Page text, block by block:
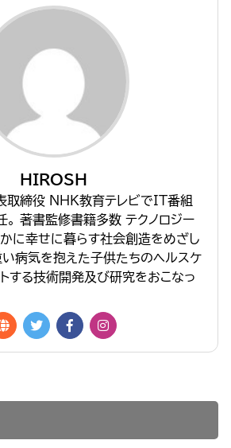
HIROSH
取締役 NHK教育テレビでIT番組
。 著書監修書籍多数 テクノロジー
に幸せに暮らす社会創造をめざし
病気を抱えた子供たちのヘルスケ
する技術開発及び研究をおこなっ